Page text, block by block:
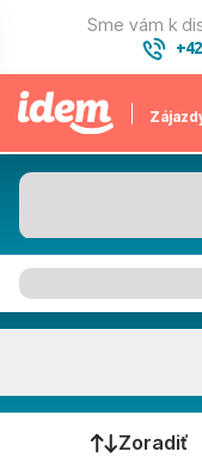
Sme vám k
Kedy cestujete?
Zoradiť